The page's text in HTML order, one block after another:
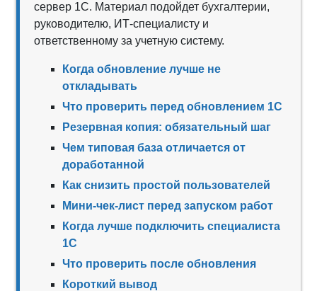
сервер 1С. Материал подойдет бухгалтерии,
руководителю, ИТ-специалисту и
ответственному за учетную систему.
Когда обновление лучше не
откладывать
Что проверить перед обновлением 1С
Резервная копия: обязательный шаг
Чем типовая база отличается от
доработанной
Как снизить простой пользователей
Мини-чек-лист перед запуском работ
Когда лучше подключить специалиста
1С
Что проверить после обновления
Короткий вывод